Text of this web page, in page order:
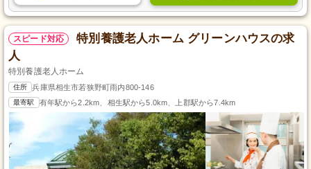
スピード対応
特別養護老人ホーム グリーンハウスの求
人
特別養護老人ホーム
住所 兵庫県相生市若狭野町雨内800-146
最寄駅 有年駅から2.2km、相生駅から5.0km、上郡駅から7.4km